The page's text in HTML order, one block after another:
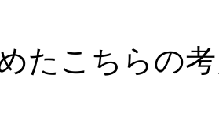
たこちらの